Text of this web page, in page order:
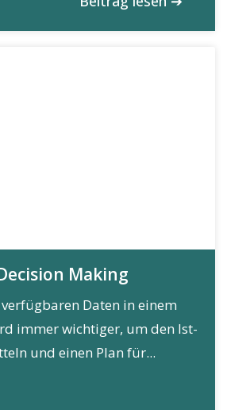
Making
Daten in einem
immer wichtiger, um den Ist-
und einen Plan für...